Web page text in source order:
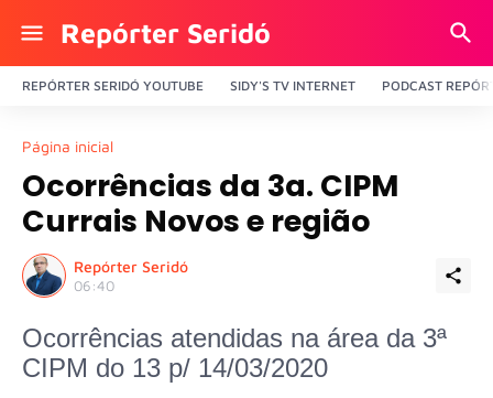
Repórter Seridó
REPÓRTER SERIDÓ YOUTUBE SIDY'S TV INTERNET PODCAST
Página inicial
Ocorrências da 3a. CIPM
Currais Novos e região
Repórter Seridó
06:40
Ocorrências atendidas na área da 3ª
CIPM do 13 p/ 14/03/2020